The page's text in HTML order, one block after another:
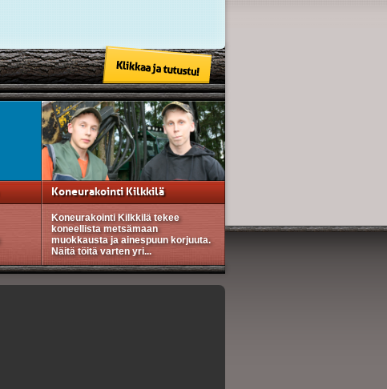
Koneurakointi Kilkkilä
Koneurakointi Kilkkilä tekee
koneellista metsämaan
muokkausta ja ainespuun korjuuta.
Näitä töitä varten yri...